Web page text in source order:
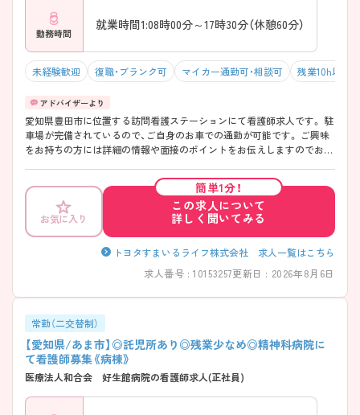
勤務時間
就業時間1:08時00分～17時30分（休憩60分）
未経験歓迎 復職・ブランク可 マイカー通勤可・相談可 残業10h以下（
愛知県豊田市に位置する訪問看護ステーションにて看護師求人です。 駐
車場が完備されているので、ご自身のお車での通勤が可能です。 ご興味
をお持ちの方には詳細の情報や面接のポイントをお伝えしますのでお気
お気に入り
簡単1分！
この求人について
詳しく聞いてみる
トヨタすまいるライフ株式会社 求人一覧はこちら
求人番号 : 10153257更新日 : 2026年8月6日
常勤（二交替制）
【愛知県/あま市】◎託児所あり◎残業少なめ◎精神科病院に
て看護師募集《病棟》
医療法人和合会 好生館病院の看護師求人(正社員)